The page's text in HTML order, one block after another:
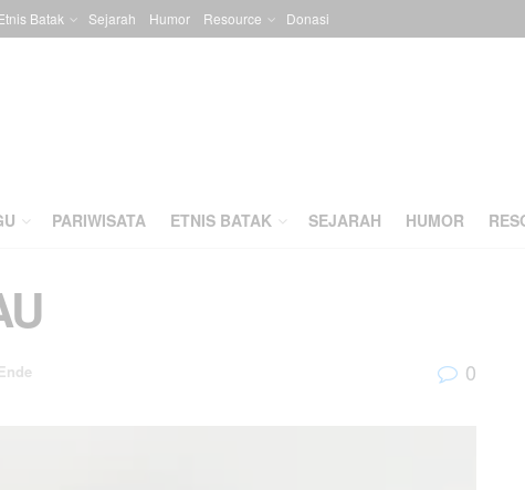
Batak Sejarah Humor Resource Donasi
PARIWISATA ETNIS BATAK SEJARAH HUMOR
0